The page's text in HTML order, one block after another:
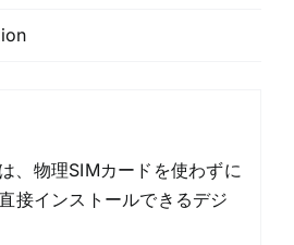
、物理SIMカードを使わずに
接インストールできるデジ